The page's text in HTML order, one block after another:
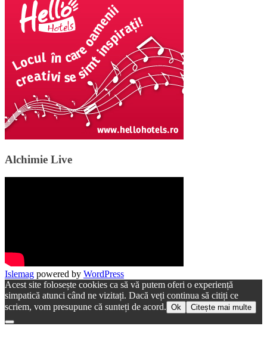
Alchimie Live
Islemag powered by WordPress
Acest site folosește cookies ca să vă putem oferi o experiență
simpatică atunci când ne vizitați. Dacă veți continua să citiți ce
scriem, vom presupune că sunteți de acord. Ok Citește mai multe